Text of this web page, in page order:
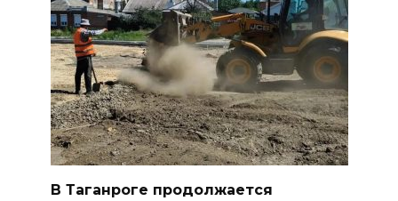
В Таганроге продолжается